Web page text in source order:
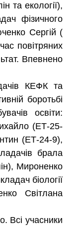
та екології),
фізичного
Сергій (
повітряних
Впевнено
боротьбі
освіти:
(ЕТ-25-
(ЕТ-24-9),
брала
Мироненко
біології
Світлана